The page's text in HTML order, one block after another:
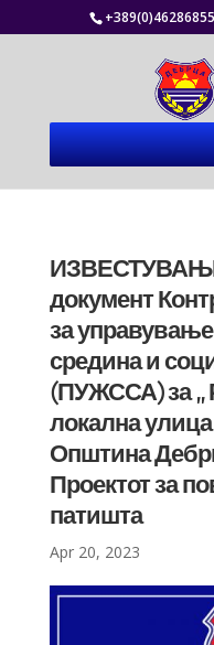
+389(0)46286855
ИЗВЕСТУВАЊЕ
документ
за
средина и
(ПУЖССА) за ,,
локална
Општина
Проектот за
патишта
Apr 20, 2023